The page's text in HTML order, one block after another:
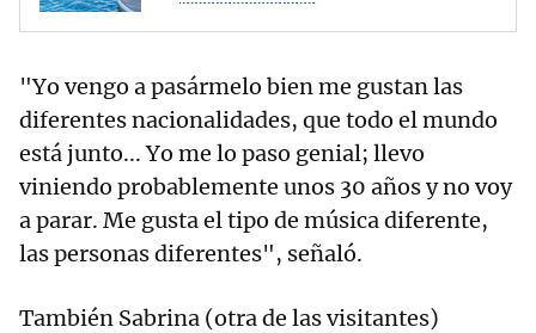
"Yo vengo a pasármelo bien me gustan las
diferentes nacionalidades, que todo el mundo
está junto... Yo me lo paso genial; llevo
viniendo probablemente unos 30 años y no voy
a parar. Me gusta el tipo de música diferente,
las personas diferentes", señaló.
También Sabrina (otra de las visitantes)